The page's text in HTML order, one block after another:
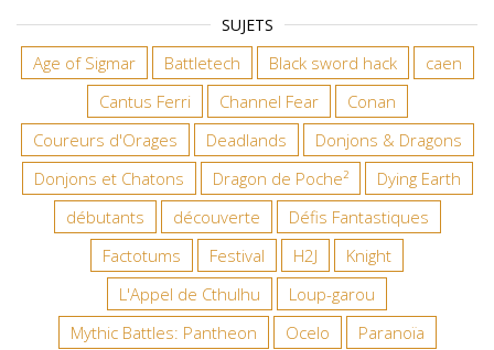
SUJETS
Age of Sigmar Battletech Black sword hack
caen
Cantus Ferri
Channel Fear
Conan
Coureurs d'Orages
Deadlands
Donjons & Dragons
Donjons et Chatons
Dragon de Poche²
Dying Earth
débutants
découverte
Défis Fantastiques
Factotums
Festival H2J
Knight
L'Appel de Cthulhu
Loup-garou
Mythic Battles: Pantheon
Ocelo
Paranoïa